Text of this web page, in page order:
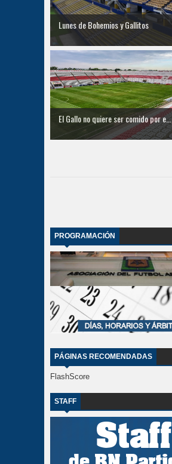
Lunes de Bohemios y Gallitos
El Gallo no quiere ser comido por e...
PROGRAMACIÓN
PÁGINAS RECOMENDADAS
FlashScore
STAFF